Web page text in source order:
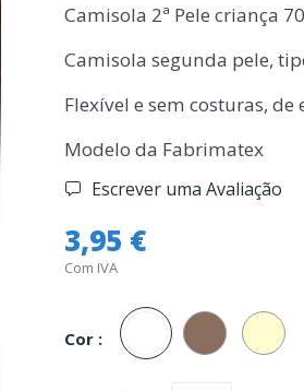
Camisola 2ª Pele criança
Camisola segunda pele,
Flexível e sem costuras,
Modelo da Fabrimatex
Escrever uma Avaliação
3,95 €
Com IVA
Cor :
Branco MuskateCru